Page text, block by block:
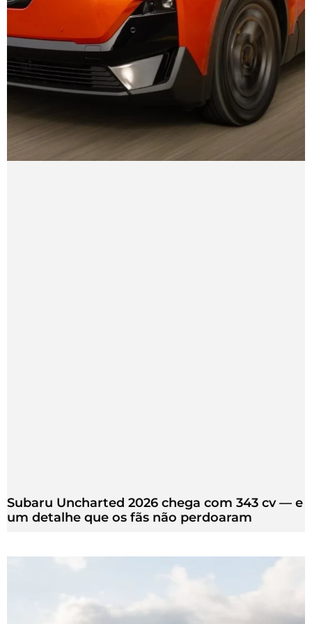
Subaru Uncharted 2026 chega com 343 cv — e
um detalhe que os fãs não perdoaram